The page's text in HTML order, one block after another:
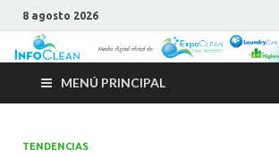
8 agosto 2026
MENÚ PRINCIPAL
TENDENCIAS